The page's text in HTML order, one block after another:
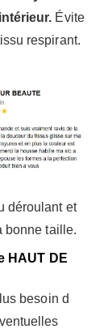
Évite
respirant.
déroulant et
bonne taille.
HAUT DE
besoin d